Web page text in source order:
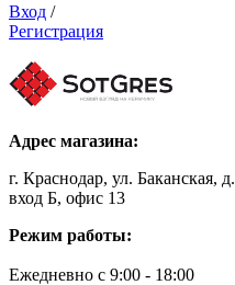
Вход /
Регистрация
Адрес магазина:
г. Краснодар, ул. Баканская,
вход Б, офис 13
Режим работы:
Ежедневно с 9:00 - 18:00